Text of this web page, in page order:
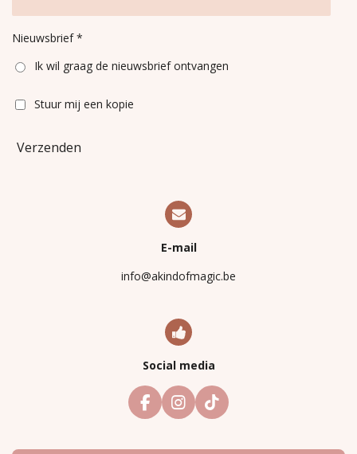
Nieuwsbrief *
Ik wil graag de nieuwsbrief ontvangen
Stuur mij een kopie
Verzenden
E-mail
info@akindofmagic.be
Social media
F
a
I
n
T
i